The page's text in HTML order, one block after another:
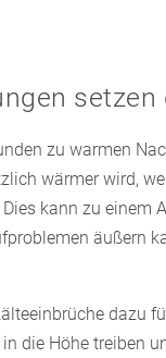
setzen
zu warmen
wärmer wird,
kann zu einem
äußern
dazu
die Höhe treiben